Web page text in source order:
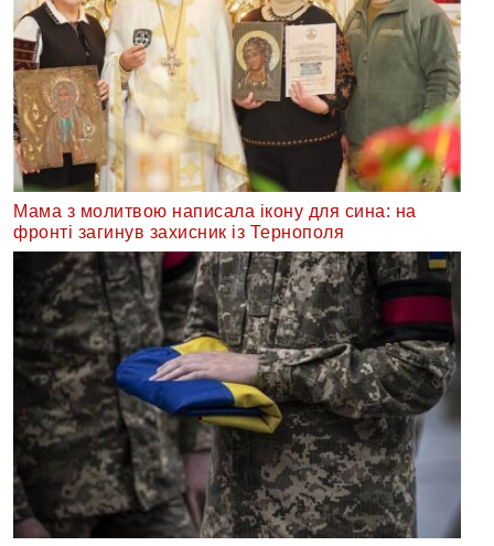
Мама з молитвою написала ікону для сина: на
фронті загинув захисник із Тернополя